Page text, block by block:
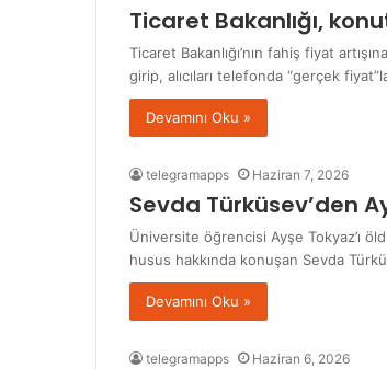
Ticaret Bakanlığı,
Ticaret Bakanlığı’nın fahiş fiyat
girip, alıcıları telefonda “gerçek
Devamını Oku »
telegramapps Haziran 7, 2026
Sevda Türküsev’den
Üniversite öğrencisi Ayşe Tokyaz’ı
husus hakkında konuşan Sevda
Devamını Oku »
telegramapps Haziran 6, 2026